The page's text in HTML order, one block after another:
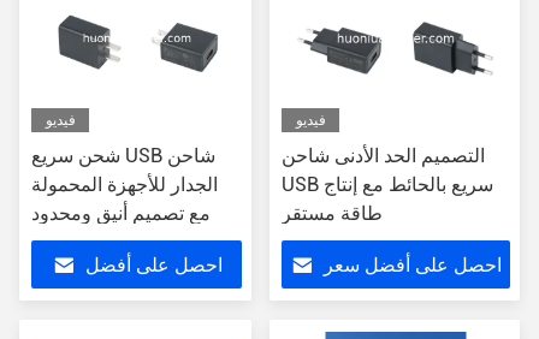
فيديو
شحن سريع USB شاحن
الجدار للأجهزة المحمولة
مع تصميم أنيق ومحدود
احصل على أفضل
فيديو
التصميم الحد الأدنى شاحن
USB سريع بالحائط مع إنتاج
طاقة مستقر
احصل على أفضل سعر